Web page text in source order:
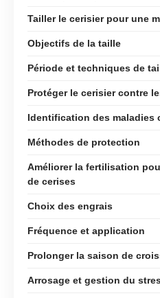
Tailler le cerisier pour une
Objectifs de la taille
Période et techniques de
Protéger le cerisier contre
Identification des maladies
Méthodes de protection
Améliorer la fertilisation
de cerises
Choix des engrais
Fréquence et application
Prolonger la saison de
Arrosage et gestion du